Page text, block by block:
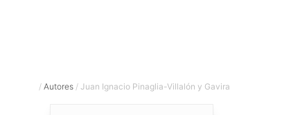
/ Autores / Juan Ignacio Pinaglia-Villalón y Gavira